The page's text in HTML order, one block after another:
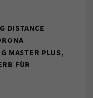
DISTANCE
MASTER PLUS,
FÜR